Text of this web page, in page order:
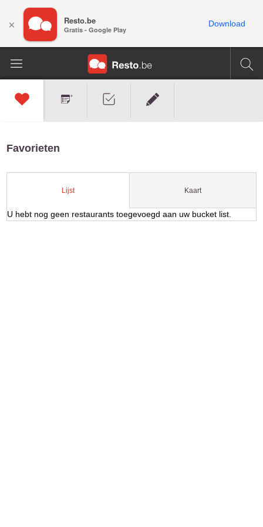
Favorieten
Lijst Kaart
U hebt nog geen restaurants toegevoegd aan uw bucket list.
× Resto.be
Gratis - Google Play
Download